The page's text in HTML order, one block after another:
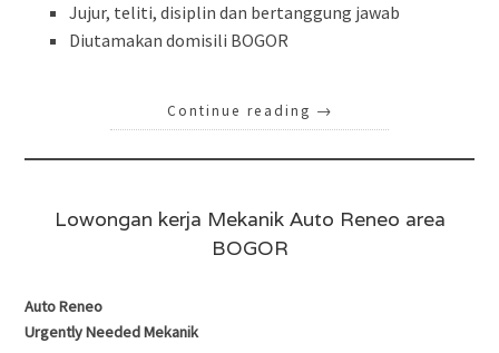
Jujur, teliti, disiplin dan bertanggung jawab
Diutamakan domisili BOGOR
Continue reading →
Lowongan kerja Mekanik Auto Reneo area
BOGOR
Auto Reneo
Urgently Needed Mekanik